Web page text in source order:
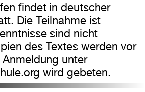
findet in deutscher
Die Teilnahme ist
sind nicht
des Textes werden vor
unter
wird gebeten.